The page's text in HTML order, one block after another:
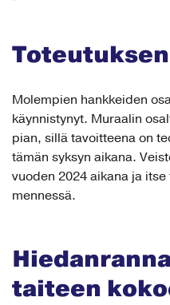
Molempien hankkeiden
käynnistynyt. Muraalin
pian, sillä tavoitteena on
tämän syksyn aikana.
vuoden 2024 aikana ja
mennessä.
taiteen